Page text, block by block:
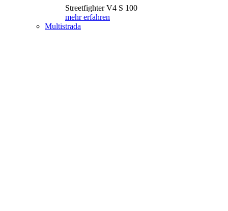
Streetfighter V4 S 100
mehr erfahren
Multistrada